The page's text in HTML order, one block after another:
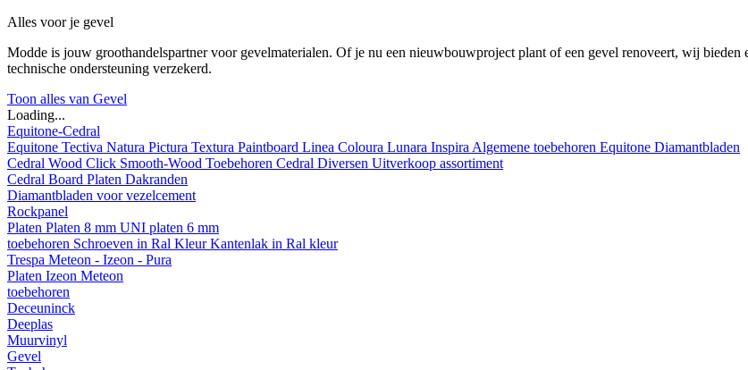
Alles voor je gevel
Modde is jouw groothandelspartner voor gevelmaterialen. Of je nu een nieuwbouwproject plant of een gevel renoveert, wij
technische ondersteuning verzekerd.
Toon alles van Gevel
Loading...
Equitone-Cedral
Equitone Tectiva Natura Pictura Textura Paintboard Linea Coloura Lunara Inspira Algemene toebehoren Equitone Diamantbladen
Cedral Wood Click Smooth-Wood Toebehoren Cedral Diversen Uitverkoop assortiment
Cedral Board Platen Dakranden
Diamantbladen voor vezelcement
Rockpanel
Platen Platen 8 mm UNI platen 6 mm
toebehoren Schroeven in Ral KleurKantenlak in Ral kleur
Trespa Meteon - Izeon - Pura
Platen Izeon Meteon
toebehoren
Deceuninck
Deeplas
Muurvinyl
Gevel